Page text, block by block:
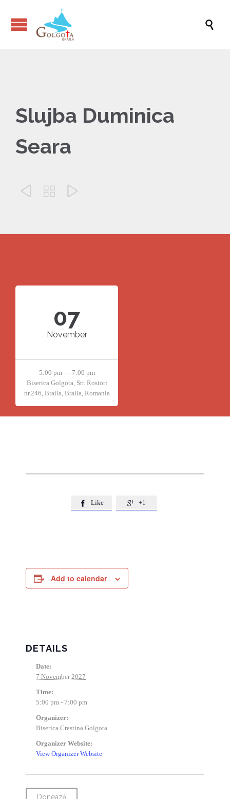

Slujba Duminica
Seara
  
07
November
5:00 pm — 7:00 pm
Biserica Golgota, Str. Rosiori
nr.246, Braila, Braila, Romania
 Like  +1
Add to calendar
DETAILS
Date:
7 November 2027
Time:
5:00 pm - 7:00 pm
Organizer:
Biserica Crestina Golgota
Organizer Website:
View Organizer Website
Donează